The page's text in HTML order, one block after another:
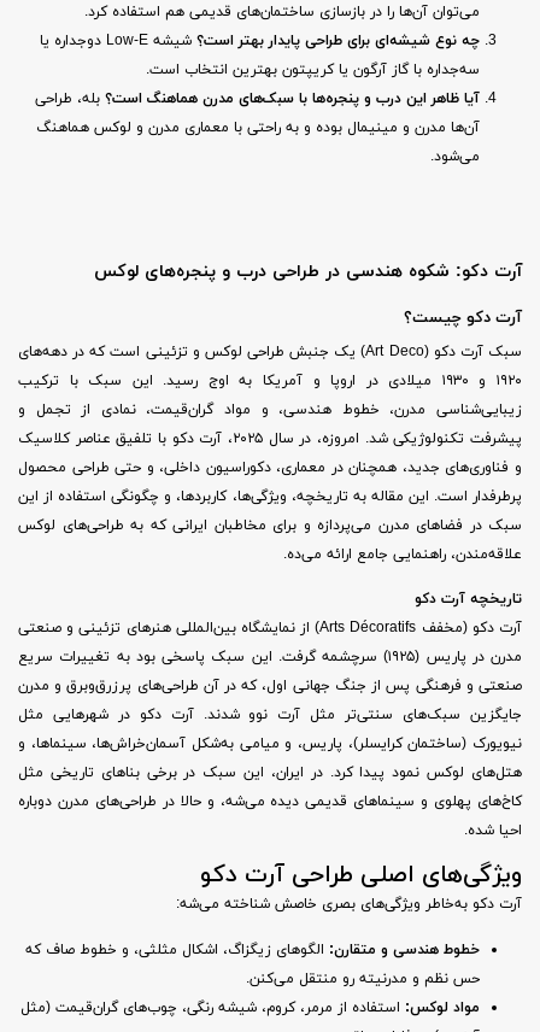
می‌توان آن‌ها را در بازسازی ساختمان‌های قدیمی هم استفاده کرد.
چه نوع شیشه‌ای برای طراحی پایدار بهتر است؟
شیشه Low-E دوجداره یا
سه‌جداره با گاز آرگون یا کریپتون بهترین انتخاب است.
آیا ظاهر این درب و پنجره‌ها با سبک‌های مدرن هماهنگ است؟ بله، طراحی
آن‌ها مدرن و مینیمال بوده و به راحتی با معماری مدرن و لوکس هماهنگ
می‌شود.
آرت دکو: شکوه هندسی در طراحی درب و پنجره‌های لوکس
آرت دکو چیست؟
سبک آرت دکو (Art Deco) یک جنبش طراحی لوکس و تزئینی است که در دهه‌های
۱۹۲۰ و ۱۹۳۰ میلادی در اروپا و آمریکا به اوج رسید. این سبک با ترکیب
زیبایی‌شناسی مدرن، خطوط هندسی، و مواد گران‌قیمت، نمادی از تجمل و
پیشرفت تکنولوژیکی شد. امروزه، در سال ۲۰۲۵، آرت دکو با تلفیق عناصر کلاسیک
و فناوری‌های جدید، همچنان در معماری، دکوراسیون داخلی، و حتی طراحی محصول
پرطرفدار است. این مقاله به تاریخچه، ویژگی‌ها، کاربردها، و چگونگی استفاده از این
سبک در فضاهای مدرن می‌پردازه و برای مخاطبان ایرانی که به طراحی‌های لوکس
علاقه‌مندن، راهنمایی جامع ارائه می‌ده.
تاریخچه آرت دکو
آرت دکو (مخفف Arts Décoratifs) از نمایشگاه بین‌المللی هنرهای تزئینی و صنعتی
مدرن در پاریس (۱۹۲۵) سرچشمه گرفت. این سبک پاسخی بود به تغییرات سریع
صنعتی و فرهنگی پس از جنگ جهانی اول، که در آن طراحی‌های پرزرق‌وبرق و مدرن
جایگزین سبک‌های سنتی‌تر مثل آرت نوو شدند. آرت دکو در شهرهایی مثل
نیویورک (ساختمان کرایسلر)، پاریس، و میامی به‌شکل آسمان‌خراش‌ها، سینماها، و
هتل‌های لوکس نمود پیدا کرد. در ایران، این سبک در برخی بناهای تاریخی مثل
کاخ‌های پهلوی و سینماهای قدیمی دیده می‌شه، و حالا در طراحی‌های مدرن دوباره
احیا شده.
ویژگی‌های اصلی طراحی آرت دکو
آرت دکو به‌خاطر ویژگی‌های بصری خاصش شناخته می‌شه:
خطوط هندسی و متقارن: الگوهای زیگزاگ، اشکال مثلثی، و خطوط صاف که
حس نظم و مدرنیته رو منتقل می‌کنن.
مواد لوکس: استفاده از مرمر، کروم، شیشه رنگی، چوب‌های گران‌قیمت (مثل